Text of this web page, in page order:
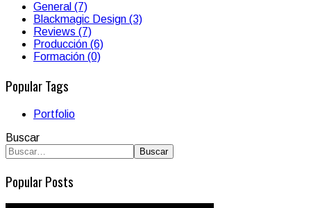
General (7)
Blackmagic Design (3)
Reviews (7)
Producción (6)
Formación (0)
Popular Tags
Portfolio
Buscar
Buscar
Popular Posts